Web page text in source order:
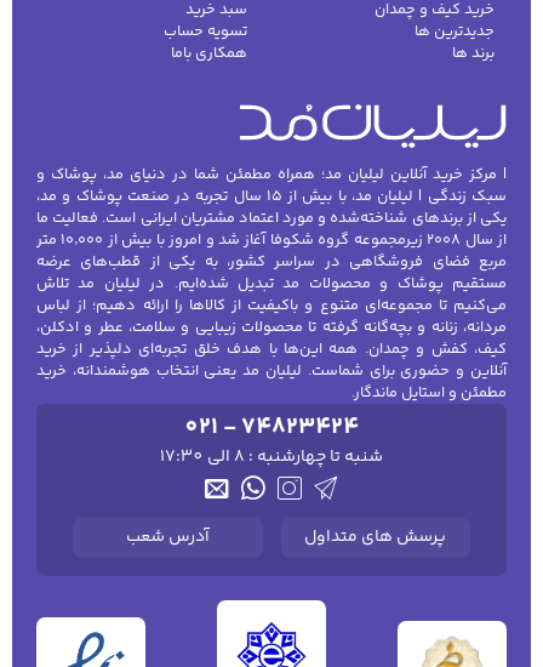
خرید کیف و چمدان
جدیدترین ها
برند ها
سبد خرید
تسویه حساب
همکاری باما
| مرکز خرید آنلاین لیلیان مد؛ همراه مطمئن شما در دنیای مد، پوشاک و
سبک زندگی | لیلیان مد، با بیش از ۱۵ سال تجربه در صنعت پوشاک و مد،
یکی از برندهای شناخته‌شده و مورد اعتماد مشتریان ایرانی است. فعالیت ما
از سال ۲۰۰۸ زیرمجموعه گروه شکوفا آغاز شد و امروز با بیش از ۱۰٬۰۰۰ متر
مربع فضای فروشگاهی در سراسر کشور، به یکی از قطب‌های عرضه
مستقیم پوشاک و محصولات مد تبدیل شده‌ایم. در لیلیان مد تلاش
می‌کنیم تا مجموعه‌ای متنوع و باکیفیت از کالاها را ارائه دهیم؛ از لباس
مردانه، زنانه و بچه‌گانه گرفته تا محصولات زیبایی و سلامت، عطر و ادکلن،
کیف، کفش و چمدان. همه این‌ها با هدف خلق تجربه‌ای دلپذیر از خرید
آنلاین و حضوری برای شماست. لیلیان مد یعنی انتخاب هوشمندانه، خرید
مطمئن و استایل ماندگار.
021 - 74823424
شنبه تا چهارشنبه : 8 الی 17:30
پرسش های متداول آدرس شعب